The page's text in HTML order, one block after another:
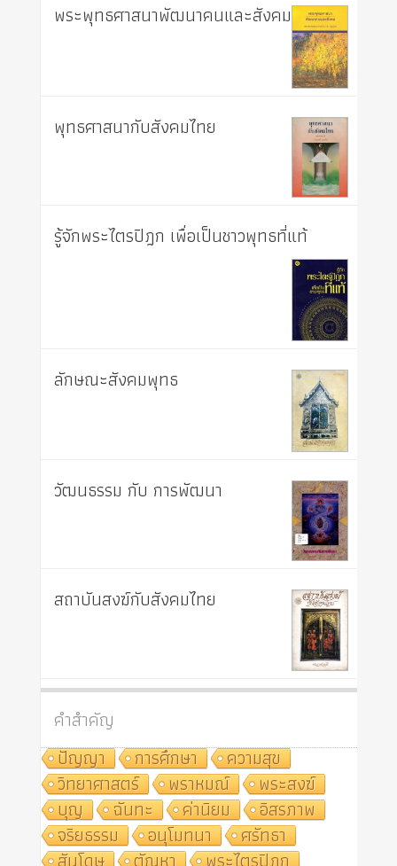
พระพุทธศาสนาพัฒนาคนและสังคม
พุทธศาสนากับสังคมไทย
รู้จักพระไตรปิฎก เพื่อเป็นชาวพุทธที่แท้
ลักษณะสังคมพุทธ
วัฒนธรรม กับ การพัฒนา
สถาบันสงฆ์กับสังคมไทย
คำสำคัญ
ปัญญา
การศึกษา
ความสุข
วิทยาศาสตร์
พราหมณ์
พระสงฆ์
บุญ
ฉันทะ ค่านิยม
อิสรภาพ
จริยธรรม
อนุโมทนา
ศรัทธา